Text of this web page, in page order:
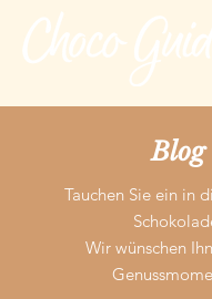
Blog
Tauchen Sie ein in
Wir wünschen